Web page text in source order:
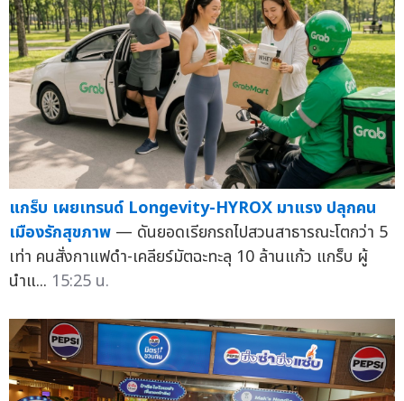
แกร็บ เผยเทรนด์ Longevity-HYROX มาแรง ปลุกคน
เมืองรักสุขภาพ — ดันยอดเรียกรถไปสวนสาธารณะโตกว่า 5
เท่า คนสั่งกาแฟดำ-เคลียร์มัตฉะทะลุ 10 ล้านแก้ว แกร็บ ผู้
นำแ... 15:25 น.